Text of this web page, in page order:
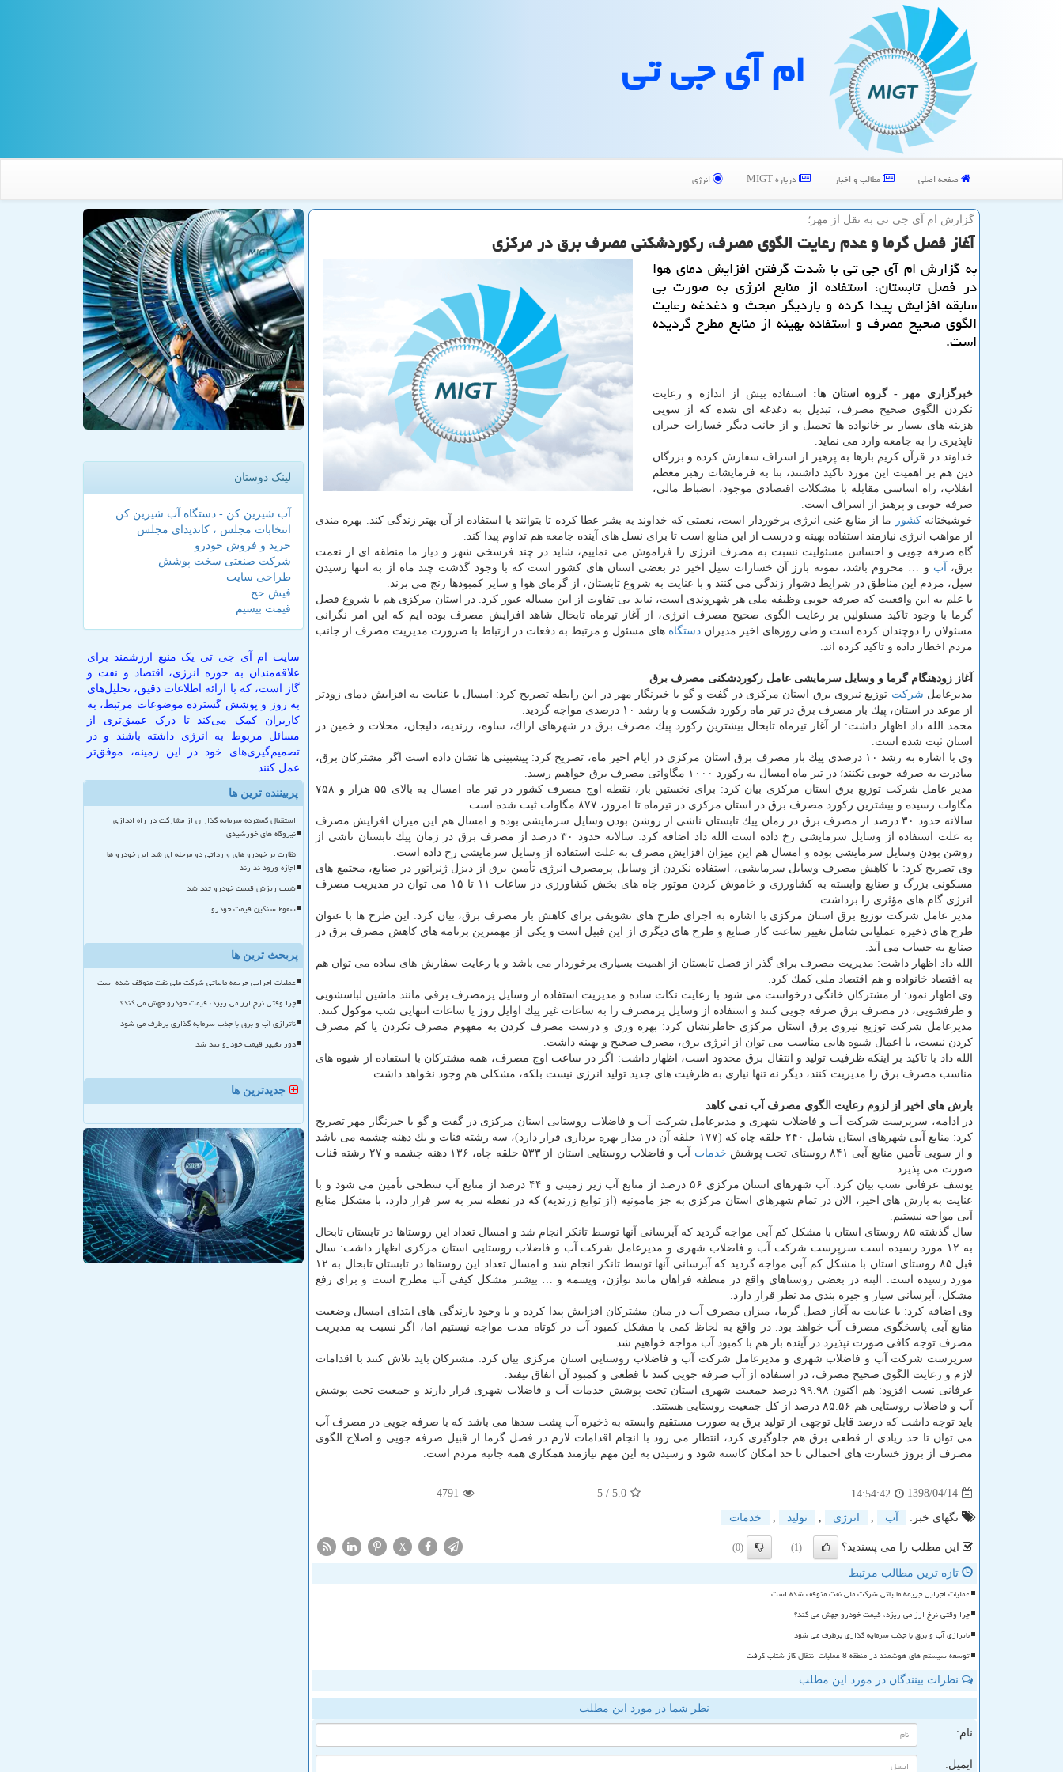
ام آی جی تی
صفحه اصلی مطالب و اخبار درباره MIGT انرژی
گزارش ام آی جی تی به نقل از مهر؛
آغاز فصل گرما و عدم رعایت الگوی مصرف، ركوردشكنی مصرف برق در مركزی
به گزارش ام آی جی تی با شدت گرفتن افزایش دمای هوا
در فصل تابستان، استفاده از منابع انرژی به صورت بی
سابقه افزایش پیدا كرده و باردیگر مبحث و دغدغه رعایت
الگوی صحیح مصرف و استفاده بهینه از منابع مطرح گردیده
است.
خبرگزاری مهر - گروه استان ها:
استفاده بیش از اندازه و رعایت
نكردن الگوی صحیح مصرف، تبدیل به دغدغه ای شده كه از سویی
هزینه های بسیار بر خانواده ها تحمیل و از جانب دیگر خسارات جبران
ناپذیری را به جامعه وارد می نماید.
خداوند در قرآن كریم بارها به پرهیز از اسراف سفارش كرده و بزرگان
دین هم بر اهمیت این مورد تاكید داشتند، بنا به فرمایشات رهبر معظم
انقلاب، راه اساسی مقابله با مشكلات اقتصادی موجود، انضباط مالی،
صرفه جویی و پرهیز از اسراف است.
خوشبختانهكشور
ما از منابع غنی انرژی برخوردار است، نعمتی كه خداوند به بشر عطا كرده تا بتوانند با استفاده از آن بهتر زندگی كند. بهره مندی
از مواهب انرژی نیازمند استفاده بهینه و درست از این منابع است تا برای نسل های آینده جامعه هم تداوم پیدا كند.
گاه صرفه جویی و احساس مسئولیت نسبت به مصرف انرژی را فراموش می نماییم، شاید در چند فرسخی شهر و دیار ما منطقه ای از نعمت
برق،
آب و … محروم باشد، نمونه بارز آن خسارات سیل اخیر در بعضی استان های كشور است كه با وجود گذشت چند ماه از به انتها رسیدن
سیل، مردم این مناطق در شرایط دشوار زندگی می كنند و با عنایت به شروع تابستان، از گرمای هوا و سایر كمبودها رنج می برند.
با علم به این واقعیت كه صرفه جویی وظیفه ملی هر شهروندی است، نباید بی تفاوت از این مساله عبور كرد. در استان مركزی هم با شروع فصل
گرما با وجود تاكید مسئولین بر رعایت الگوی صحیح مصرف انرژی، از آغاز تیرماه تابحال شاهد افزایش مصرف بوده ایم كه این امر نگرانی
مسئولان را دوچندان كرده است و طی روزهای اخیر مدیران دستگاه های مسئول و مرتبط به دفعات در ارتباط با ضرورت مدیریت مصرف از جانب
مردم اخطار داده و تاكید كرده اند.
آغاز زودهنگام گرما و وسایل سرمایشی عامل ركوردشكنی مصرف برق
مدیرعامل شركت توزیع نیروی برق استان مركزی در گفت و گو با خبرنگار مهر در این رابطه تصریح كرد: امسال با عنایت به افزایش دمای زودتر
از موعد در استان، پیك بار مصرف برق در تیر ماه ركورد شكست و با رشد ۱۰ درصدی مواجه گردید.
محمد الله داد اظهار داشت: از آغاز تیرماه تابحال بیشترین ركورد پیك مصرف برق در شهرهای اراك، ساوه، زرندیه، دلیجان، محلات و خمین در
استان ثبت شده است.
وی با اشاره به رشد ۱۰ درصدی پیك بار مصرف برق استان مركزی در ایام اخیر ماه، تصریح كرد: پیشبینی ها نشان داده است اگر مشتركان برق،
مبادرت به صرفه جویی نكنند؛ در تیر ماه امسال به ركورد ۱۰۰۰ مگاواتی مصرف برق خواهیم رسید.
مدیر عامل شركت توزیع برق استان مركزی بیان كرد: برای نخستین بار، نقطه اوج مصرف كشور در تیر ماه امسال به بالای ۵۵ هزار و ۷۵۸
مگاوات رسیده و بیشترین ركورد مصرف برق در استان مركزی در تیرماه تا امروز، ۸۷۷ مگاوات ثبت شده است.
سالانه حدود ۳۰ درصد از مصرف برق در زمان پیك تابستان ناشی از روشن بودن وسایل سرمایشی بوده و امسال هم این میزان افزایش مصرف
به علت استفاده از وسایل سرمایشی رخ داده است الله داد اضافه كرد: سالانه حدود ۳۰ درصد از مصرف برق در زمان پیك تابستان ناشی از
روشن بودن وسایل سرمایشی بوده و امسال هم این میزان افزایش مصرف به علت استفاده از وسایل سرمایشی رخ داده است.
وی تصریح كرد: با كاهش مصرف وسایل سرمایشی، استفاده نكردن از وسایل پرمصرف انرژی تأمین برق از دیزل ژنراتور در صنایع، مجتمع های
مسكونی بزرگ و صنایع وابسته به كشاورزی و خاموش كردن موتور چاه های بخش كشاورزی در ساعات ۱۱ تا ۱۵ می توان در مدیریت مصرف
انرژی گام های مؤثری را برداشت.
مدیر عامل شركت توزیع برق استان مركزی با اشاره به اجرای طرح های تشویقی برای كاهش بار مصرف برق، بیان كرد: این طرح ها با عنوان
طرح های ذخیره عملیاتی شامل تغییر ساعت كار صنایع و طرح های دیگری از این قبیل است و یكی از مهمترین برنامه های كاهش مصرف برق در
صنایع به حساب می آید.
الله داد اظهار داشت: مدیریت مصرف برای گذر از فصل تابستان از اهمیت بسیاری برخوردار می باشد و با رعایت سفارش های ساده می توان هم
به اقتصاد خانواده و هم اقتصاد ملی كمك كرد.
وی اظهار نمود: از مشتركان خانگی درخواست می شود با رعایت نكات ساده و مدیریت استفاده از وسایل پرمصرف برقی مانند ماشین لباسشویی
و ظرفشویی، در مصرف برق صرفه جویی كنند و استفاده از وسایل پرمصرف را به ساعات غیر پیك اوایل روز یا ساعات انتهایی شب موكول كنند.
مدیرعامل شركت توزیع نیروی برق استان مركزی خاطرنشان كرد: بهره وری و درست مصرف كردن به مفهوم مصرف نكردن یا كم مصرف
كردن نیست، با اعمال شیوه هایی مناسب می توان از انرژی برق، مصرف صحیح و بهینه داشت.
الله داد با تاكید بر اینكه ظرفیت تولید و انتقال برق محدود است، اظهار داشت: اگر در ساعت اوج مصرف، همه مشتركان با استفاده از شیوه های
مناسب مصرف برق را مدیریت كنند، دیگر نه تنها نیازی به ظرفیت های جدید تولید انرژی نیست بلكه، مشكلی هم وجود نخواهد داشت.
بارش های اخیر از لزوم رعایت الگوی مصرف آب نمی كاهد
در ادامه، سرپرست شركت آب و فاضلاب شهری و مدیرعامل شركت آب و فاضلاب روستایی استان مركزی در گفت و گو با خبرنگار مهر تصریح
كرد: منابع آبی شهرهای استان شامل ۲۴۰ حلقه چاه كه (۱۷۷ حلقه آن در مدار بهره برداری قرار دارد)، سه رشته قنات و یك دهنه چشمه می باشد
و از سویی تأمین منابع آبی ۸۴۱ روستای تحت پوشش
خدمات
آب و فاضلاب روستایی استان از ۵۳۳ حلقه چاه، ۱۳۶ دهنه چشمه و ۲۷ رشته قنات
صورت می پذیرد.
یوسف عرفانی نسب بیان كرد: آب شهرهای استان مركزی ۵۶ درصد از منابع آب زیر زمینی و ۴۴ درصد از منابع آب سطحی تأمین می شود و با
عنایت به بارش های اخیر، الان در تمام شهرهای استان مركزی به جز مامونیه (از توابع زرندیه) كه در نقطه سر به سر قرار دارد، با مشكل منابع
آبی مواجه نیستیم.
سال گذشته ۸۵ روستای استان با مشكل كم آبی مواجه گردید كه آبرسانی آنها توسط تانكر انجام شد و امسال تعداد این روستاها در تابستان تابحال
به ۱۲ مورد رسیده است سرپرست شركت آب و فاضلاب شهری و مدیرعامل شركت آب و فاضلاب روستایی استان مركزی اظهار داشت: سال
قبل ۸۵ روستای استان با مشكل كم آبی مواجه گردید كه آبرسانی آنها توسط تانكر انجام شد و امسال تعداد این روستاها در تابستان تابحال به ۱۲
مورد رسیده است. البته در بعضی روستاهای واقع در منطقه فراهان مانند نوازن، ویسمه و … بیشتر مشكل كیفی آب مطرح است و برای رفع
مشكل، آبرسانی سیار و جیره بندی مد نظر قرار دارد.
وی اضافه كرد: با عنایت به آغاز فصل گرما، میزان مصرف آب در میان مشتركان افزایش پیدا كرده و با وجود بارندگی های ابتدای امسال وضعیت
منابع آبی پاسخگوی مصرف آب خواهد بود. در واقع به لحاظ كمی با مشكل كمبود آب در كوتاه مدت مواجه نیستیم اما، اگر نسبت به مدیریت
مصرف توجه كافی صورت نپذیرد در آینده باز هم با كمبود آب مواجه خواهیم شد.
سرپرست شركت آب و فاضلاب شهری و مدیرعامل شركت آب و فاضلاب روستایی استان مركزی بیان كرد: مشتركان باید تلاش كنند با اقدامات
لازم و رعایت الگوی صحیح مصرف، در استفاده از آب صرفه جویی كنند تا قطعی و كمبود آن اتفاق نیفتد.
عرفانی نسب افزود: هم اكنون ۹۹.۹۸ درصد جمعیت شهری استان تحت پوشش خدمات آب و فاضلاب شهری قرار دارند و جمعیت تحت پوشش
آب و فاضلاب روستایی هم ۸۵.۵۶ درصد از كل جمعیت روستایی هستند.
باید توجه داشت كه درصد قابل توجهی از تولید برق به صورت مستقیم وابسته به ذخیره آب پشت سدها می باشد كه با صرفه جویی در مصرف آب
می توان تا حد زیادی از قطعی برق هم جلوگیری كرد، انتظار می رود با انجام اقدامات لازم در فصل گرما از قبیل صرفه جویی و اصلاح الگوی
مصرف از بروز خسارت های احتمالی تا حد امكان كاسته شود و رسیدن به این مهم نیازمند همكاری همه جانبه مردم است.
1398/04/14
14:54:42
5.0
/ 5
4791
تگهای خبر: آب انرژی تولید خدمات
این مطلب را می پسندید؟ (1)
(0)
X
تازه ترین مطالب مرتبط
عملیات اجرایی جریمه مالیاتی شرکت ملی نفت متوقف شده است
چرا وقتی نرخ ارز می ریزد، قیمت خودرو جهش می کند؟
ناترازی آب و برق با جذب سرمایه گذاری برطرف می شود
توسعه سیستم های هوشمند در منطقه 8 عملیات انتقال گاز شتاب گرفت
نظرات بینندگان در مورد این مطلب
نظر شما در مورد این مطلب
نام:
ایمیل:
لینک دوستان
آب شیرین کن - دستگاه آب شیرین کن
انتخابات مجلس ، کاندیدای مجلس
خرید و فروش خودرو
شرکت صنعتی سخت پوشش
طراحی سایت
فیش حج
قیمت بیسیم
سایت ام آی جی تی یک منبع ارزشمند برای
علاقه‌مندان به حوزه انرژی، اقتصاد و نفت و
گاز است، که با ارائه اطلاعات دقیق، تحلیل‌های
به روز و پوشش گسترده موضوعات مرتبط، به
کاربران کمک می‌کند تا درک عمیق‌تری از
مسائل مربوط به انرژی داشته باشند و در
تصمیم‌گیری‌های خود در این زمینه، موفق‌تر
عمل کنند
پربیننده ترین ها
استقبال گسترده سرمایه گذاران از مشارکت در راه اندازی
نیروگاه های خورشیدی
نظارت بر خودرو های وارداتی دو مرحله ای شد این خودرو ها
اجازه ورود ندارند
شیب ریزش قیمت خودرو تند شد
سقوط سنگین قیمت خودرو
پربحث ترین ها
عملیات اجرایی جریمه مالیاتی شرکت ملی نفت متوقف شده است
چرا وقتی نرخ ارز می ریزد، قیمت خودرو جهش می کند؟
ناترازی آب و برق با جذب سرمایه گذاری برطرف می شود
دور تغییر قیمت خودرو تند شد
جدیدترین ها